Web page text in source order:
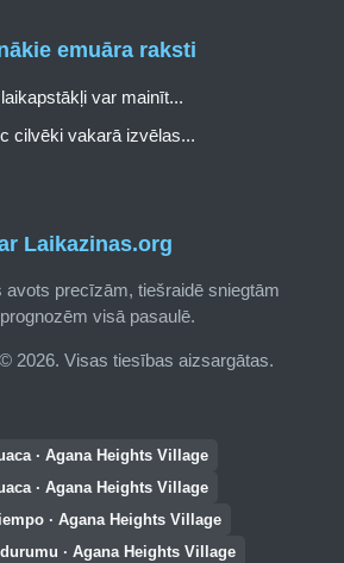
Laikazinas.org
precīzām, tiešraidē sniegtām
visā pasaulē.
2026. Visas tiesības aizsargātas.
emuāra raksti
var mainīt...
cilvēki vakarā izvēlas...
· Agana Heights Village
· Agana Heights Village
· Agana Heights Village
durumu · Agana Heights Village